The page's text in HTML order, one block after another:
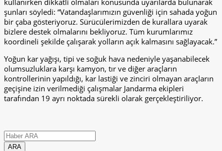
kullanırken dikkatli olmaları konusunda uyarılarda bulunarak
şunları söyledi: “Vatandaşlarımızın güvenliği için sahada yoğun
bir çaba gösteriyoruz. Sürücülerimizden de kurallara uyarak
bizlere destek olmalarını bekliyoruz. Tüm kurumlarımız
koordineli şekilde çalışarak yolların açık kalmasını sağlayacak.”
Yoğun kar yağışı, tipi ve soğuk hava nedeniyle yaşanabilecek
olumsuzluklara karşı kamyon, tır ve diğer araçların
kontrollerinin yapıldığı, kar lastiği ve zinciri olmayan araçların
geçişine izin verilmediği çalışmalar Jandarma ekipleri
tarafından 19 ayrı noktada sürekli olarak gerçekleştiriliyor.